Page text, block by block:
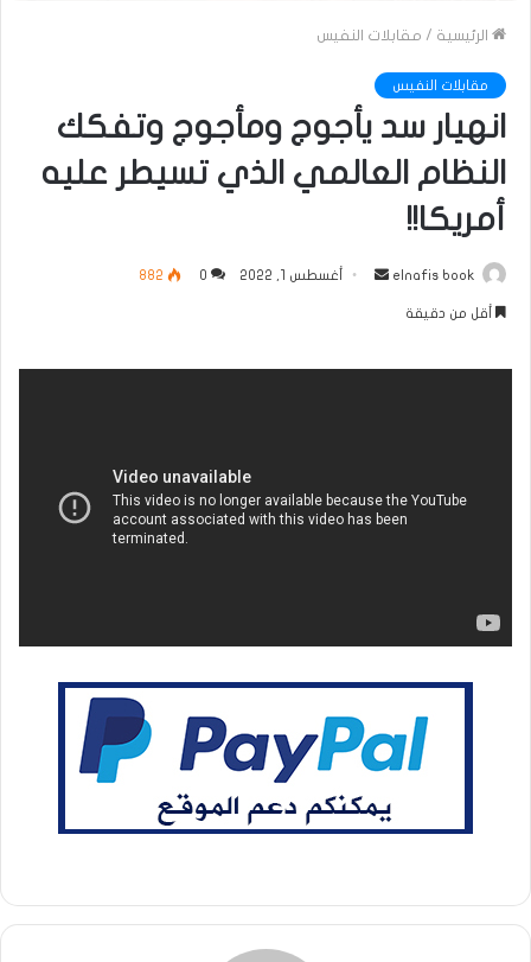
الرئيسية / مقابلات النفيس
مقابلات النفيس
انهيار سد يأجوج ومأجوج وتفكك
النظام العالمي الذي تسيطر عليه
أمريكا!!
elnafis book
أرسل
أغسطس 1, 2022 0
882
أقل من دقيقة